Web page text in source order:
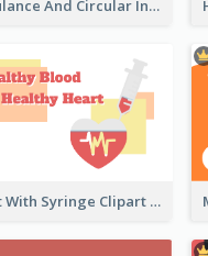
Ambulance And Circular Informative Report
Heart With Syringe Clipart